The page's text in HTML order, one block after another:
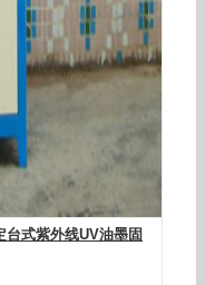
式紫外线UV油墨固